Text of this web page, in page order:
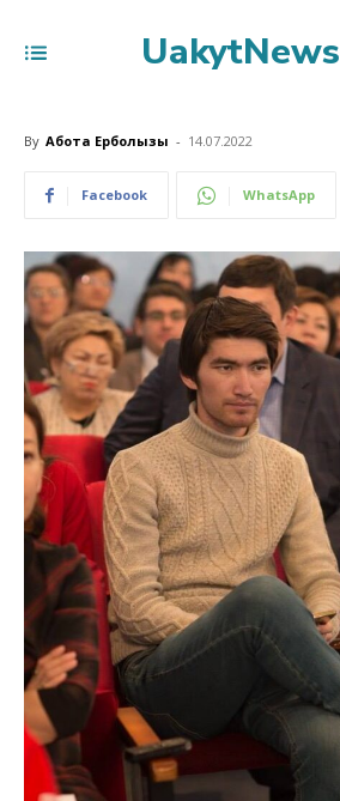
UakytNews
By Ақбота Ерболқызы - 14.07.2022
Facebook WhatsApp